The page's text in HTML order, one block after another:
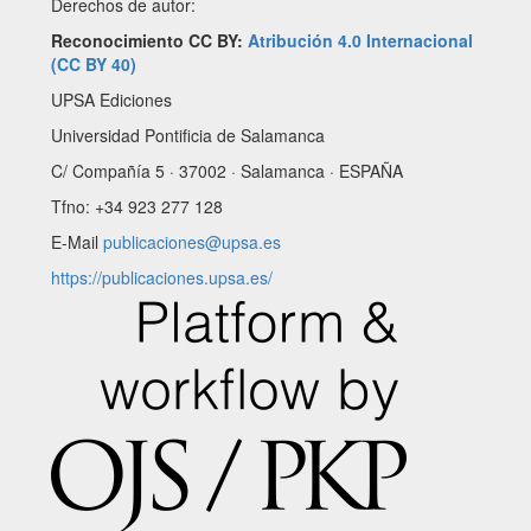
Derechos de autor:
Reconocimiento CC BY: Atribución 4.0 Internacional
(CC BY 40)
UPSA Ediciones
Universidad Pontificia de Salamanca
C/ Compañía 5 · 37002 · Salamanca · ESPAÑA
Tfno: +34 923 277 128
E-Mail publicaciones@upsa.es
https://publicaciones.upsa.es/